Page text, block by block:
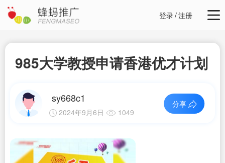
登录/注册
985大学教授申请香港优才计划
sy668c1
2024年9月6日 1049
分享